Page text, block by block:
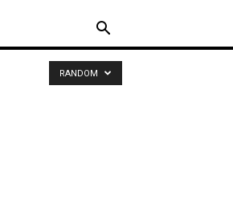
RANDOM